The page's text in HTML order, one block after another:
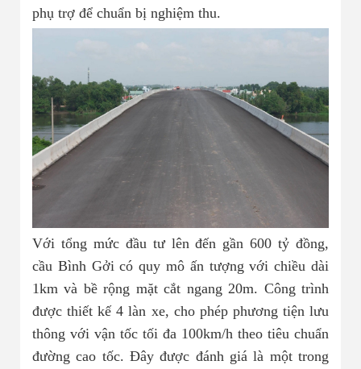
phụ trợ để chuẩn bị nghiệm thu.
Với tổng mức đầu tư lên đến gần 600 tỷ đồng,
cầu Bình Gởi có quy mô ấn tượng với chiều dài
1km và bề rộng mặt cắt ngang 20m. Công trình
được thiết kế 4 làn xe, cho phép phương tiện lưu
thông với vận tốc tối đa 100km/h theo tiêu chuẩn
đường cao tốc. Đây được đánh giá là một trong